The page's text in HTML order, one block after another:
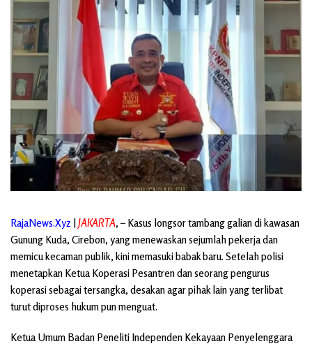
RajaNews.Xyz |JAKARTA, – Kasus longsor tambang galian di kawasan
Gunung Kuda, Cirebon, yang menewaskan sejumlah pekerja dan
memicu kecaman publik, kini memasuki babak baru. Setelah polisi
menetapkan Ketua Koperasi Pesantren dan seorang pengurus
koperasi sebagai tersangka, desakan agar pihak lain yang terlibat
turut diproses hukum pun menguat.
Ketua Umum Badan Peneliti Independen Kekayaan Penyelenggara